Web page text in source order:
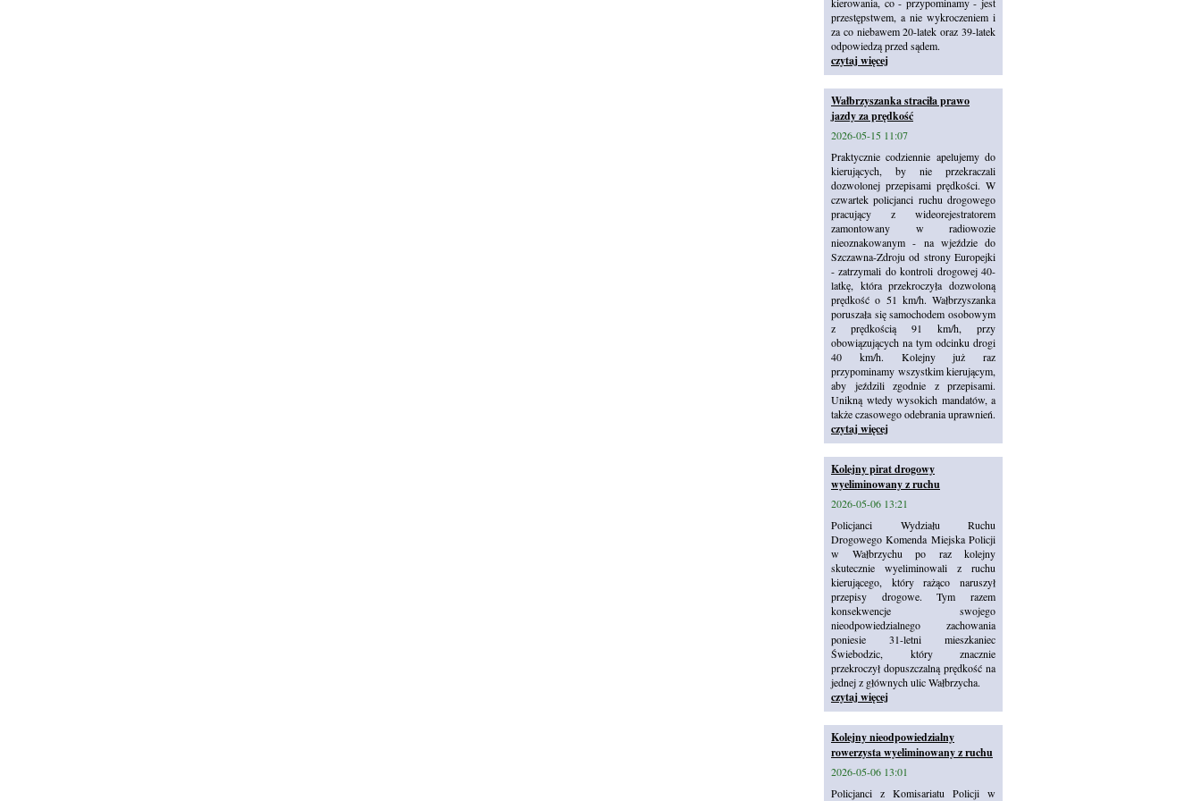
przestępstwem, a nie wykroczeniem i
za co niebawem 20-latek oraz 39-latek
odpowiedzą przed sądem.
czytaj więcej
Wałbrzyszanka straciła prawo
jazdy za prędkość
2026-05-15 11:07
Praktycznie codziennie apelujemy do
kierujących, by nie przekraczali
dozwolonej przepisami prędkości. W
czwartek policjanci ruchu drogowego
pracujący z wideorejestratorem
zamontowany w radiowozie
nieoznakowanym - na wjeździe do
Szczawna-Zdroju od strony Europejki
- zatrzymali do kontroli drogowej 40-
latkę, która przekroczyła dozwoloną
prędkość o 51 km/h. Wałbrzyszanka
poruszała się samochodem osobowym
z prędkością 91 km/h, przy
obowiązujących na tym odcinku drogi
40 km/h. Kolejny już raz
przypominamy wszystkim kierującym,
aby jeździli zgodnie z przepisami.
Unikną wtedy wysokich mandatów, a
także czasowego odebrania uprawnień.
czytaj więcej
Kolejny pirat drogowy
wyeliminowany z ruchu
2026-05-06 13:21
Policjanci Wydziału Ruchu
Drogowego Komenda Miejska Policji
w Wałbrzychu po raz kolejny
skutecznie wyeliminowali z ruchu
kierującego, który rażąco naruszył
przepisy drogowe. Tym razem
konsekwencje swojego
nieodpowiedzialnego zachowania
poniesie 31-letni mieszkaniec
Świebodzic, który znacznie
przekroczył dopuszczalną prędkość na
jednej z głównych ulic Wałbrzycha.
czytaj więcej
Kolejny nieodpowiedzialny
rowerzysta wyeliminowany z ruchu
2026-05-06 13:01
Policjanci z Komisariatu Policji w